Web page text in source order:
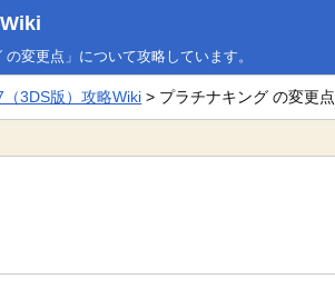
変更点」について攻略しています。
（3DS版）攻略Wiki > プラチナキング の変更点